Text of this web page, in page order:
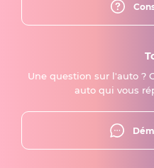
Une question sur l'auto ?
auto qui vous